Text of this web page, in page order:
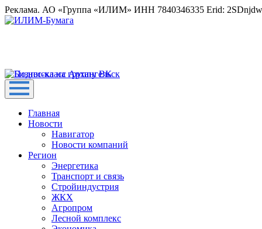
Реклама. АО «Группа «ИЛИМ» ИНН 7840346335 Erid:
Главная
Новости
Навигатор
Новости компаний
Регион
Энергетика
Транспорт и связь
Стройиндустрия
ЖКХ
Агропром
Лесной комплекс